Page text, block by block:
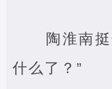
陶淮南
什么了？”